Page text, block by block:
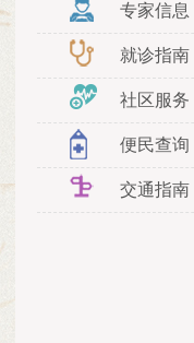
专家信息
就诊指南
社区服务
便民查询
交通指南